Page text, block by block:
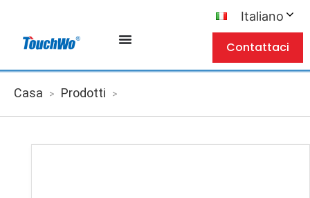
Italiano
Contattaci
Casa > Prodotti >